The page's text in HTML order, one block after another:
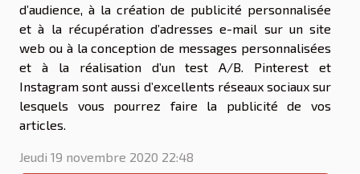
d’audience, à la création de publicité personnalisée
et à la récupération d’adresses e-mail sur un site
web ou à la conception de messages personnalisées
et à la réalisation d’un test A/B. Pinterest et
Instagram sont aussi d’excellents réseaux sociaux sur
lesquels vous pourrez faire la publicité de vos
articles.
Jeudi 19 novembre 2020 22:48